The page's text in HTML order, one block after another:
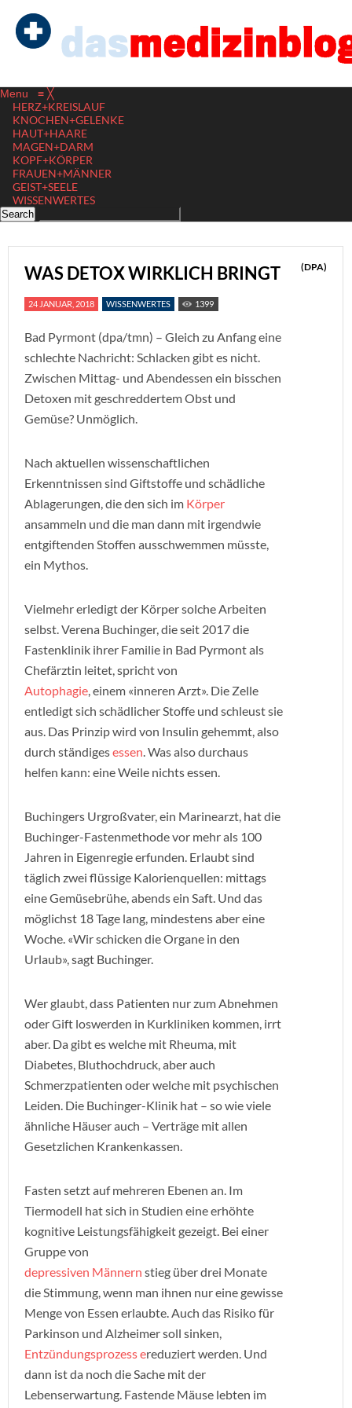
Menu ≡ ╳
HERZ+KREISLAUF
KNOCHEN+GELENKE
HAUT+HAARE
MAGEN+DARM
KOPF+KÖRPER
FRAUEN+MÄNNER
GEIST+SEELE
WISSENWERTES
WAS DETOX WIRKLICH BRINGT (DPA)
24 JANUAR, 2018 WISSENWERTES 1399
Bad Pyrmont (dpa/tmn) – Gleich zu Anfang eine
schlechte Nachricht: Schlacken gibt es nicht.
Zwischen Mittag- und Abendessen ein bisschen
Detoxen mit geschreddertem Obst und
Gemüse? Unmöglich.
Nach aktuellen wissenschaftlichen
Erkenntnissen sind Giftstoffe und schädliche
Ablagerungen, die den sich im Körper
ansammeln und die man dann mit irgendwie
entgiftenden Stoffen ausschwemmen müsste,
ein Mythos.
Vielmehr erledigt der Körper solche Arbeiten
selbst. Verena Buchinger, die seit 2017 die
Fastenklinik ihrer Familie in Bad Pyrmont als
Chefärztin leitet, spricht von
Autophagie, einem «inneren Arzt». Die Zelle
entledigt sich schädlicher Stoffe und schleust sie
aus. Das Prinzip wird von Insulin gehemmt, also
durch ständigesessen. Was also durchaus
helfen kann: eine Weile nichts essen.
Buchingers Urgroßvater, ein Marinearzt, hat die
Buchinger-Fastenmethode vor mehr als 100
Jahren in Eigenregie erfunden. Erlaubt sind
täglich zwei flüssige Kalorienquellen: mittags
eine Gemüsebrühe, abends ein Saft. Und das
möglichst 18 Tage lang, mindestens aber eine
Woche. «Wir schicken die Organe in den
Urlaub», sagt Buchinger.
Wer glaubt, dass Patienten nur zum Abnehmen
oder Gift loswerden in Kurkliniken kommen, irrt
aber. Da gibt es welche mit Rheuma, mit
Diabetes, Bluthochdruck, aber auch
Schmerzpatienten oder welche mit psychischen
Leiden. Die Buchinger-Klinik hat – so wie viele
ähnliche Häuser auch – Verträge mit allen
Gesetzlichen Krankenkassen.
Fasten setzt auf mehreren Ebenen an. Im
Tiermodell hat sich in Studien eine erhöhte
kognitive Leistungsfähigkeit gezeigt. Bei einer
Gruppe von
depressiven Männern stieg über drei Monate
die Stimmung, wenn man ihnen nur eine gewisse
Menge von Essen erlaubte. Auch das Risiko für
Parkinson und Alzheimer soll sinken,
Entzündungsprozess ereduziert werden. Und
dann ist da noch die Sache mit der
Lebenserwartung. Fastende Mäuse lebten im